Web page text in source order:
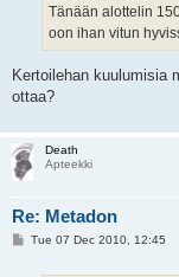
Tänään alottelin
oon ihan vitun
Kertoilehan kuulumisia
ottaa?
Death
Apteekki
Re: Metadon
PTue 07 Dec 2010, 12:45